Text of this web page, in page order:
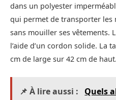
dans un polyester
qui permet de transporter les
sans mouiller ses vêtements.
l’aide d’un cordon solide. La
cm de large sur 42 cm de haut.
📌 À lire aussi :
Quels